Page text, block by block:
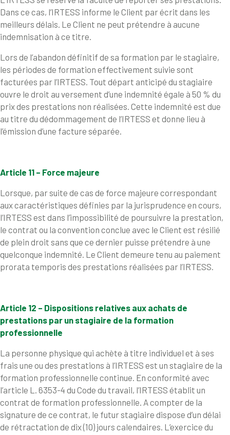
Dans ce cas, l’IRTESS informe le Client par écrit dans les
meilleurs délais. Le Client ne peut prétendre à aucune
indemnisation à ce titre.
Lors de l’abandon définitif de sa formation par le stagiaire,
les périodes de formation effectivement suivie sont
facturées par l’IRTESS. Tout départ anticipé du stagiaire
ouvre le droit au versement d’une indemnité égale à 50 % du
prix des prestations non réalisées. Cette indemnité est due
au titre du dédommagement de l’IRTESS et donne lieu à
l’émission d’une facture séparée.
Article 11 – Force majeure
Lorsque, par suite de cas de force majeure correspondant
aux caractéristiques définies par la jurisprudence en cours,
l’IRTESS est dans l’impossibilité de poursuivre la prestation,
le contrat ou la convention conclue avec le Client est résilié
de plein droit sans que ce dernier puisse prétendre à une
quelconque indemnité. Le Client demeure tenu au paiement
prorata temporis des prestations réalisées par l’IRTESS.
Article 12 – Dispositions relatives aux achats de
prestations par un stagiaire de la formation
professionnelle
La personne physique qui achète à titre individuel et à ses
frais une ou des prestations à l’IRTESS est un stagiaire de la
formation professionnelle continue. En conformité avec
l’article L. 6353-4 du Code du travail, l’IRTESS établit un
contrat de formation professionnelle. A compter de la
signature de ce contrat, le futur stagiaire dispose d’un délai
de rétractation de dix (10) jours calendaires. L’exercice du